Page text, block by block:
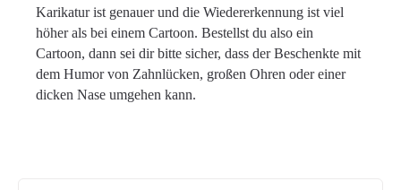
Karikatur ist genauer und die Wiedererkennung ist viel
höher als bei einem Cartoon. Bestellst du also ein
Cartoon, dann sei dir bitte sicher, dass der Beschenkte mit
dem Humor von Zahnlücken, großen Ohren oder einer
dicken Nase umgehen kann.